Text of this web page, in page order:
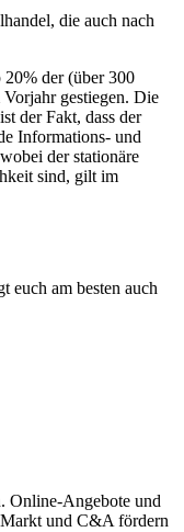
die auch nach
der (über 300
gestiegen. Die
der Fakt, dass der
Informations- und
der stationäre
sind, gilt im
euch am besten auch
Online-Angebote und
und C&A fördern